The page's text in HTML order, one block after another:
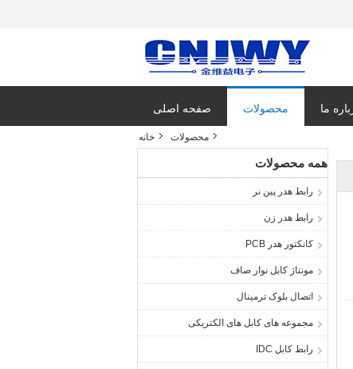
صفحه اصلی محصولات ما
خانه محصولات
همه محصولات
رابط هدر پین نر
رابط هدر زن
کانکتور هدر PCB
مونتاژ کابل نوار صاف
اتصال بلوک ترمینال
مجموعه های کابل های الکتریکی
رابط کابل IDC